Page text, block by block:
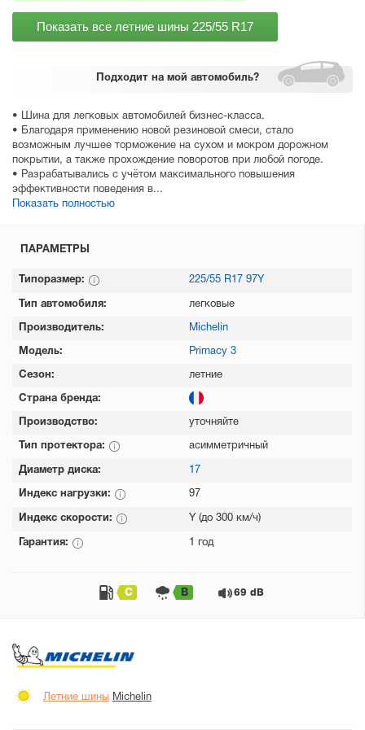
Подходит на мой автомобиль?
• Шина для легковых автомобилей бизнес-класса.
• Благодаря применению новой резиновой смеси, стало
возможным лучшее торможение на сухом и мокром дорожном
покрытии, а также прохождение поворотов при любой погоде.
• Разрабатывались с учётом максимального повышения
эффективности поведения в...
Показать полностью
Показать все летние шины 225/55 R17
ПАРАМЕТРЫ
Типоразмер: 225/55 R17 97Y
Тип автомобиля: легковые
Производитель: Michelin
Модель: Primacy 3
Сезон: летние
Страна бренда:
Производство: уточняйте
Тип протектора: асимметричный
Диаметр диска: 17
Индекс нагрузки: 97
Индекс скорости: Y (до 300 км/ч)
Гарантия: 1 год
C B 69 dB
Летние шины Michelin